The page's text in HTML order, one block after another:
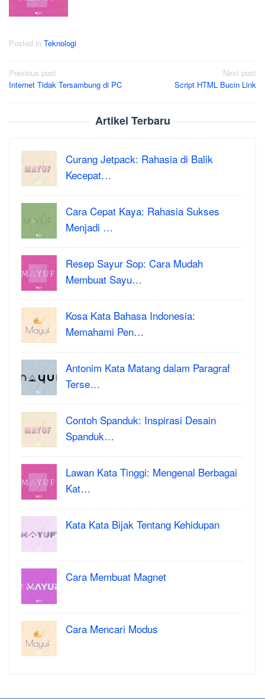
Posted in Teknologi
Post
navigation
Previous post
Internet Tidak Tersambung di PC
Next post
Script HTML Bucin Link
Artikel Terbaru
Curang Jetpack: Rahasia di Balik
Kecepat…
Cara Cepat Kaya: Rahasia Sukses
Menjadi …
Resep Sayur Sop: Cara Mudah
Membuat Sayu…
Kosa Kata Bahasa Indonesia:
Memahami Pen…
Antonim Kata Matang dalam Paragraf
Terse…
Contoh Spanduk: Inspirasi Desain
Spanduk…
Lawan Kata Tinggi: Mengenal Berbagai
Kat…
Kata Kata Bijak Tentang Kehidupan
Cara Membuat Magnet
Cara Mencari Modus